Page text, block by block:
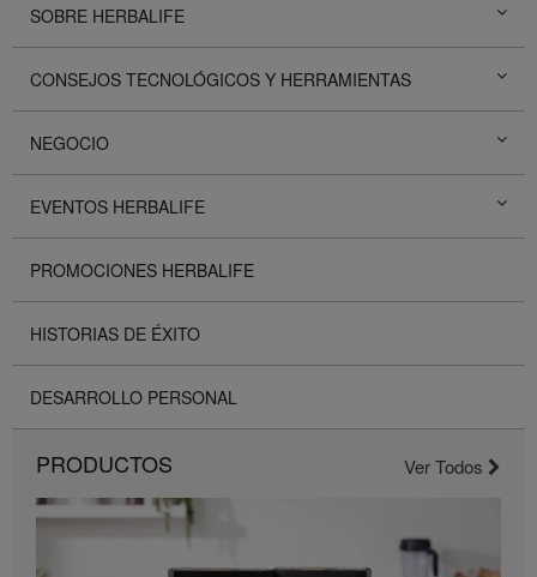
SOBRE HERBALIFE
CONSEJOS TECNOLÓGICOS Y HERRAMIENTAS
NEGOCIO
EVENTOS HERBALIFE
PROMOCIONES HERBALIFE
HISTORIAS DE ÉXITO
DESARROLLO PERSONAL
PRODUCTOS Ver Todos